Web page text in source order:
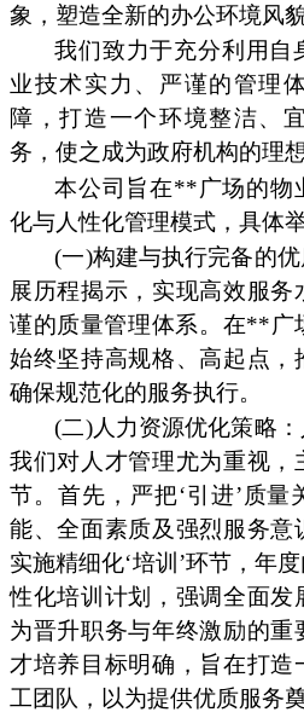
象，塑造全新的办公环境风貌
我们致力于充分利用自
业技术实力、严谨的管理
障，打造一个环境整洁、
务，使之成为政府机构的理
本公司旨在**广场的物
化与人性化管理模式，具体
(一)构建与执行完备的
展历程揭示，实现高效服
谨的质量管理体系。在**广
始终坚持高规格、高起点，
确保规范化的服务执行。
(二)人力资源优化策略
我们对人才管理尤为重视，
节。首先，严把‘引进’质
能、全面素质及强烈服务意
实施精细化‘培训’环节，年
性化培训计划，强调全面发
为晋升职务与年终激励的重
才培养目标明确，旨在打造
工团队，以为提供优质服务